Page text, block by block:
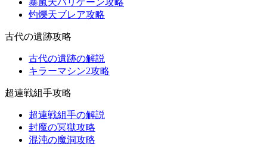
暴嵐天バリゲーン攻略
灼爍天ブレア攻略
古代の遺跡攻略
古代の遺跡の解説
キラーマシン2攻略
超連戦組手攻略
超連戦組手の解説
封魔の冥獄攻略
混沌の魔洞攻略